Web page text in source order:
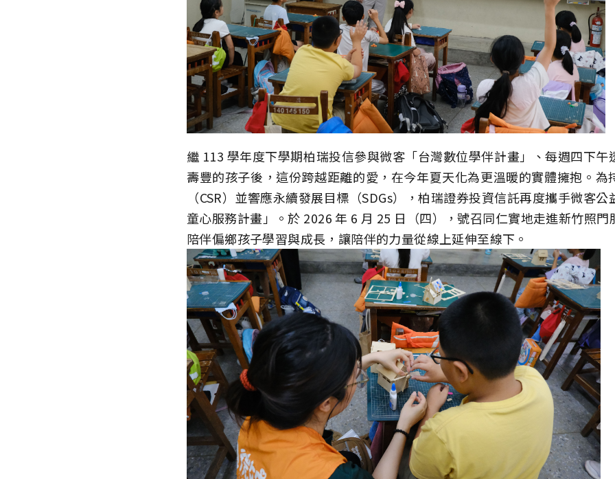
繼 113 學年度下學期柏瑞投信參與微客「台灣數位學伴計畫」、每週四下午
壽豐的孩子後，這份跨越距離的愛，在今年夏天化為更溫暖的實體擁抱。為
（CSR）並響應永續發展目標（SDGs），柏瑞證券投資信託再度攜手微客
童心服務計畫」。於 2026 年 6 月 25 日（四），號召同仁實地走進新竹照
陪伴偏鄉孩子學習與成長，讓陪伴的力量從線上延伸至線下。